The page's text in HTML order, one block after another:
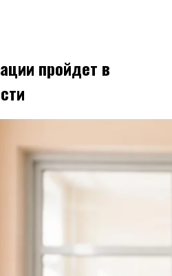
пройдет в